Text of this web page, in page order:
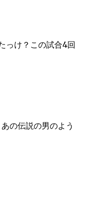
っけ？この試合4回
の伝説の男のよう